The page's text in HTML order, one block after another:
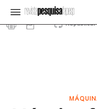
Republicar